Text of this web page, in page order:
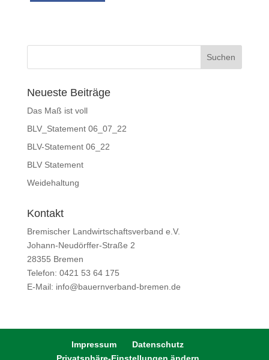
Neueste Beiträge
Das Maß ist voll
BLV_Statement 06_07_22
BLV-Statement 06_22
BLV Statement
Weidehaltung
Kontakt
Bremischer Landwirtschaftsverband e.V.
Johann-Neudörffer-Straße 2
28355 Bremen
Telefon: 0421 53 64 175
E-Mail: info@bauernverband-bremen.de
Impressum
Datenschutz